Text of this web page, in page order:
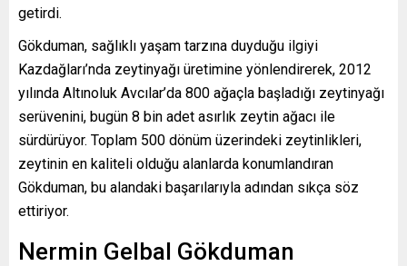
getirdi.
Gökduman, sağlıklı yaşam tarzına duyduğu ilgiyi
Kazdağları’nda zeytinyağı üretimine yönlendirerek, 2012
yılında Altınoluk Avcılar’da 800 ağaçla başladığı zeytinyağı
serüvenini, bugün 8 bin adet asırlık zeytin ağacı ile
sürdürüyor. Toplam 500 dönüm üzerindeki zeytinlikleri,
zeytinin en kaliteli olduğu alanlarda konumlandıran
Gökduman, bu alandaki başarılarıyla adından sıkça söz
ettiriyor.
Nermin Gelbal Gökduman